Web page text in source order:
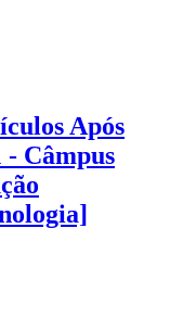
Após
- Câmpus